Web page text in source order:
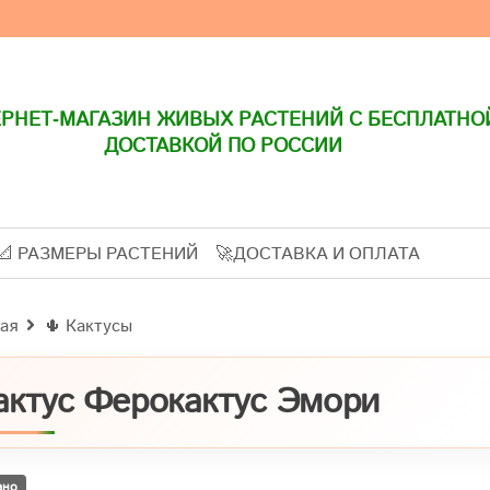
МАГАЗИН ЖИВЫХ РАСТЕНИЙ С
ДОСТАВКОЙ ПО РОССИИ
РАЗМЕРЫ РАСТЕНИЙ 🚀ДОСТАВКА И ОПЛАТА
🌵 Кактусы
Ферокактус Эмори